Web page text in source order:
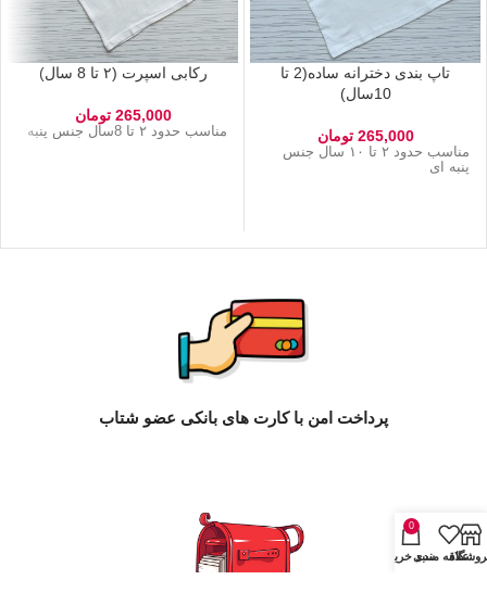
تاپ بندی دخترانه ساده(2 تا
10سال)
265,000 تومان
مناسب حدود ۲ تا ۱۰ سال جنس
پنبه ای
رکابی اسپرت (۲ تا 8 سال)
265,000 تومان
مناسب حدود ۲ تا 8سال جنس پنبه
پرداخت امن با کارت های بانکی عضو شتاب
علاقه مندی
0
سبد خرید